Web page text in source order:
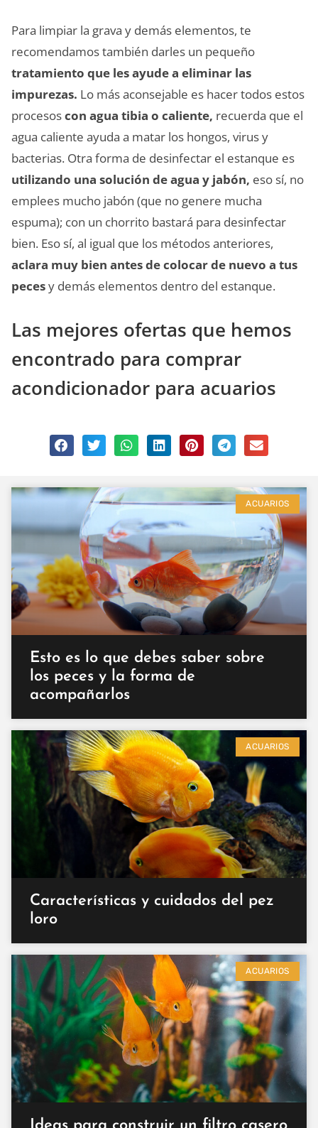
Para limpiar la grava y demás elementos, te
recomendamos también darles un pequeño
tratamiento que les ayude a eliminar las
impurezas. Lo más aconsejable es hacer todos estos
procesoscon agua tibia o caliente, recuerda que el
agua caliente ayuda a matar los hongos, virus y
bacterias. Otra forma de desinfectar el estanque es
utilizando una solución de agua y jabón, eso sí, no
emplees mucho jabón (que no genere mucha
espuma); con un chorrito bastará para desinfectar
bien. Eso sí, al igual que los métodos anteriores,
aclara muy bien antes de colocar de nuevo a tus
pecesy demás elementos dentro del estanque.
Las mejores ofertas que hemos
encontrado para comprar
acondicionador para acuarios
ACUARIOS
Esto es lo que debes saber sobre
los peces y la forma de
acompañarlos
ACUARIOS
Características y cuidados del pez
loro
ACUARIOS